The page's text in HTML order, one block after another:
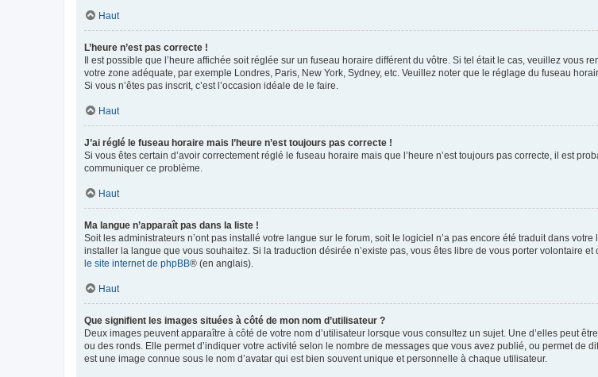
Haut
L’heure n’est pas correcte !
Il est possible que l’heure affichée soit réglée sur un fuseau horaire différent du vôtre. Si tel était le cas, veuillez vous
votre zone adéquate, par exemple Londres, Paris, New York, Sydney, etc. Veuillez noter que le réglage du fuseau
Si vous n’êtes pas inscrit, c’est l’occasion idéale de le faire.
Haut
J’ai réglé le fuseau horaire mais l’heure n’est toujours pas correcte !
Si vous êtes certain d’avoir correctement réglé le fuseau horaire mais que l’heure n’est toujours pas correcte, il est
communiquer ce problème.
Haut
Ma langue n’apparaît pas dans la liste !
Soit les administrateurs n’ont pas installé votre langue sur le forum, soit le logiciel n’a pas encore été traduit dans
installer la langue que vous souhaitez. Si la traduction désirée n’existe pas, vous êtes libre de vous porter volontaire
le site internet de phpBB® (en anglais).
Haut
Que signifient les images situées à côté de mon nom d’utilisateur ?
Deux images peuvent apparaître à côté de votre nom d’utilisateur lorsque vous consultez un sujet. Une d’elles peut
ou des ronds. Elle permet d’indiquer votre activité selon le nombre de messages que vous avez publié, ou permet de
est une image connue sous le nom d’avatar qui est bien souvent unique et personnelle à chaque utilisateur.